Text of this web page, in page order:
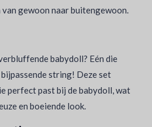
gewoon naar buitengewoon.
babydoll? Eén die
string! Deze set
perfect past bij de babydoll, wat
en boeiende look.